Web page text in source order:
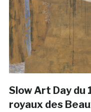
Slow Art Day du
royaux des